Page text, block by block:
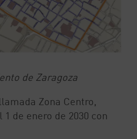
de Zaragoza
Zona Centro,
de enero de 2030 con